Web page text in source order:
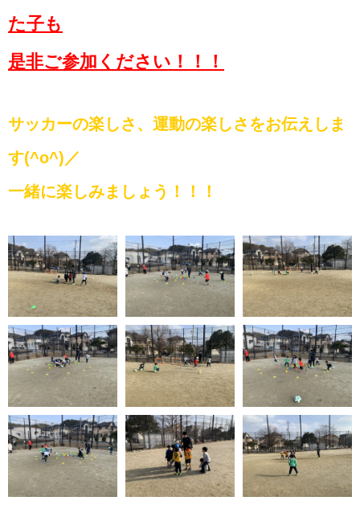
た子も
是非ご参加ください！！！
サッカーの楽しさ、運動の楽しさをお伝えしま
す(^o^)／
一緒に楽しみましょう！！！